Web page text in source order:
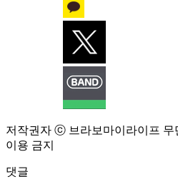
저작권자 ⓒ 브라보마이라이프 무
이용 금지
댓글